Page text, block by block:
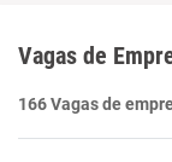
Vagas de
166 Vagas de